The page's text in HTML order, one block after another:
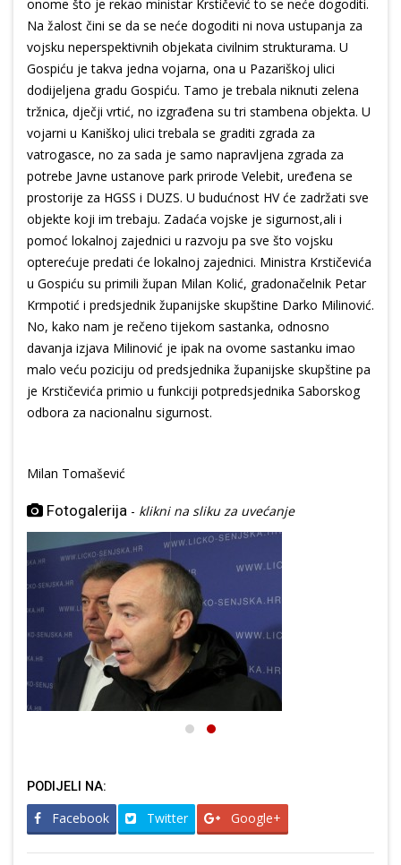
onome što je rekao ministar Krstičević to se neće dogoditi.
Na žalost čini se da se neće dogoditi ni nova ustupanja za
vojsku neperspektivnih objekata civilnim strukturama. U
Gospiću je takva jedna vojarna, ona u Pazariškoj ulici
dodijeljena gradu Gospiću. Tamo je trebala niknuti zelena
tržnica, dječji vrtić, no izgrađena su tri stambena objekta. U
vojarni u Kaniškoj ulici trebala se graditi zgrada za
vatrogasce, no za sada je samo napravljena zgrada za
potrebe Javne ustanove park prirode Velebit, uređena se
prostorije za HGSS i DUZS. U budućnost HV će zadržati sve
objekte koji im trebaju. Zadaća vojske je sigurnost,ali i
pomoć lokalnoj zajednici u razvoju pa sve što vojsku
opterećuje predati će lokalnoj zajednici. Ministra Krstičevića
u Gospiću su primili župan Milan Kolić, gradonačelnik Petar
Krmpotić i predsjednik županijske skupštine Darko Milinović.
No, kako nam je rečeno tijekom sastanka, odnosno
davanja izjava Milinović je ipak na ovome sastanku imao
malo veću poziciju od predsjednika županijske skupštine pa
je Krstičevića primio u funkciji potpredsjednika Saborskog
odbora za nacionalnu sigurnost.
Milan Tomašević
Fotogalerija - klikni na sliku za uvećanje
PODIJELI NA:
Facebook Twitter Google+